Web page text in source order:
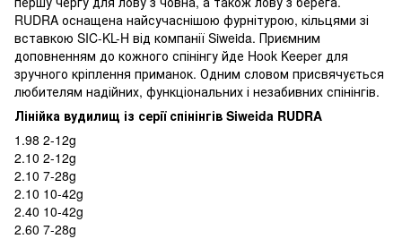
RUDRA оснащена найсучаснішою фурнітурою, кільцями зі
вставкою SIC-KL-H від компанії Siweida. Приємним
доповненням до кожного спінінгу йде Hook Keeper для
зручного кріплення приманок. Одним словом присвячується
любителям надійних, функціональних і незабивних спінінгів.
Лінійка вудилищ із серії спінінгів Siweida RUDRA
1.98 2-12g
2.10 2-12g
2.10 7-28g
2.10 10-42g
2.40 10-42g
2.60 7-28g